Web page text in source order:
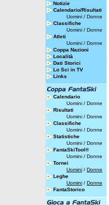
Notizie
Calendario/Risultati
Uomini / Donne
Classifiche
Uomini / Donne
Atleti
Uomini / Donne
Coppa Nazioni
Località
Dati Storici
Lo Sci in TV
Links
Calendario
Uomini / Donne
Risultati
Uomini / Donne
Classifiche
Uomini / Donne
Statistiche
Uomini / Donne
FantaSkiTool®
Uomini / Donne
Tornei
Uomini / Donne
Leghe
Uomini / Donne
FantaStorico